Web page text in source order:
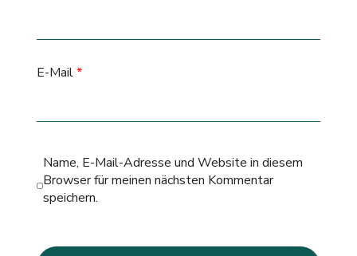
E-Mail*
Name, E-Mail-Adresse und Website in diesem
Browser für meinen nächsten Kommentar
speichern.